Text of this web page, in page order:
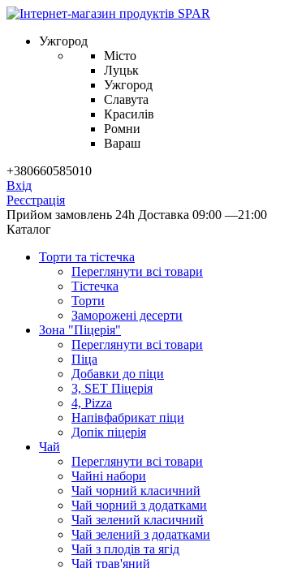
Ужгород
Місто
Луцьк
Ужгород
Славута
Красилів
Ромни
Вараш
+380660585010
Вхід
Реєстрація
Прийом замовлень 24h Доставка 09:00 —21:00
Каталог
Торти та тістечка
Переглянути всі товари
Тістечка
Торти
Заморожені десерти
Зона "Піцерія"
Переглянути всі товари
Піца
Добавки до піци
3, SET Піцерія
4, Pizza
Напівфабрикат піци
Допік піцерія
Чай
Переглянути всі товари
Чайні набори
Чай чорний класичний
Чай чорний з додатками
Чай зелений класичний
Чай зелений з додатками
Чай з плодів та ягід
Чай трав'яний